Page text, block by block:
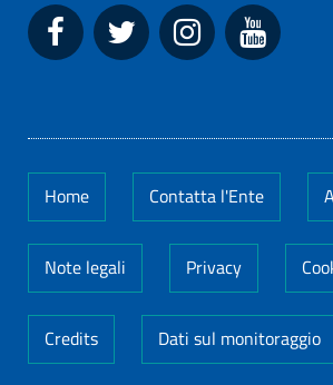
Home Contatta l'Ente
Note legali Privacy
Credits Dati sul monitoraggio